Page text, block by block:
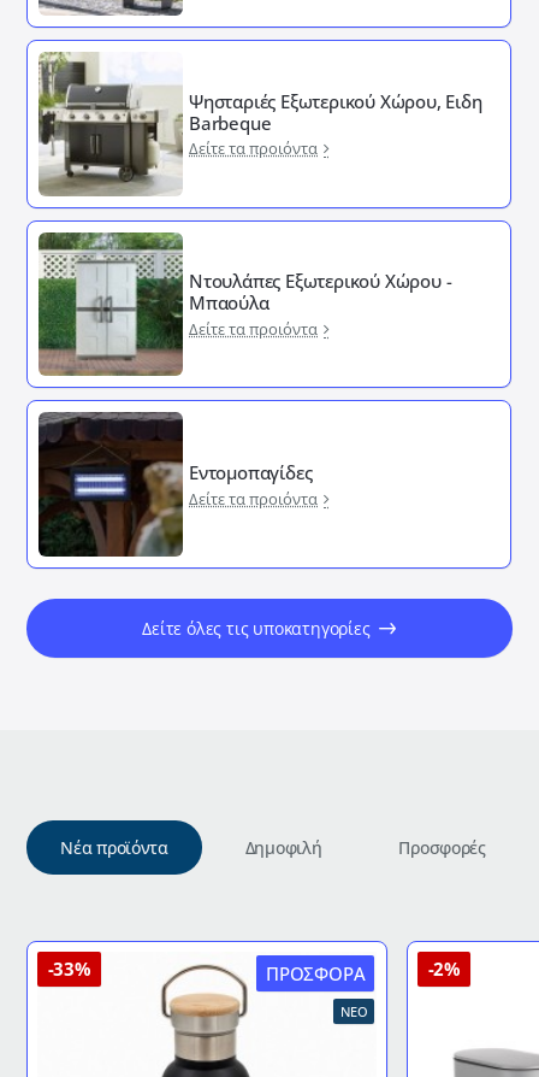
Ψησταριές Εξωτερικού Χώρου, Ειδη
Barbeque
Δείτε τα προιόντα
Ντουλάπες Εξωτερικού Χώρου -
Μπαούλα
Δείτε τα προιόντα
Εντομοπαγίδες
Δείτε τα προιόντα
Δείτε όλες τις υποκατηγορίες
Νέα προϊόντα Δημοφιλή Προσφορές
ΠΡΟΣΦΟΡΆ
ΝΈΟ
-33% -2%